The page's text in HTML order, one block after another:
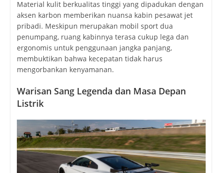
Material kulit berkualitas tinggi yang dipadukan dengan
aksen karbon memberikan nuansa kabin pesawat jet
pribadi. Meskipun merupakan mobil sport dua
penumpang, ruang kabinnya terasa cukup lega dan
ergonomis untuk penggunaan jangka panjang,
membuktikan bahwa kecepatan tidak harus
mengorbankan kenyamanan.
Warisan Sang Legenda dan Masa Depan
Listrik